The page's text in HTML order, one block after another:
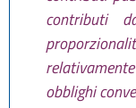
contributi
obblighi